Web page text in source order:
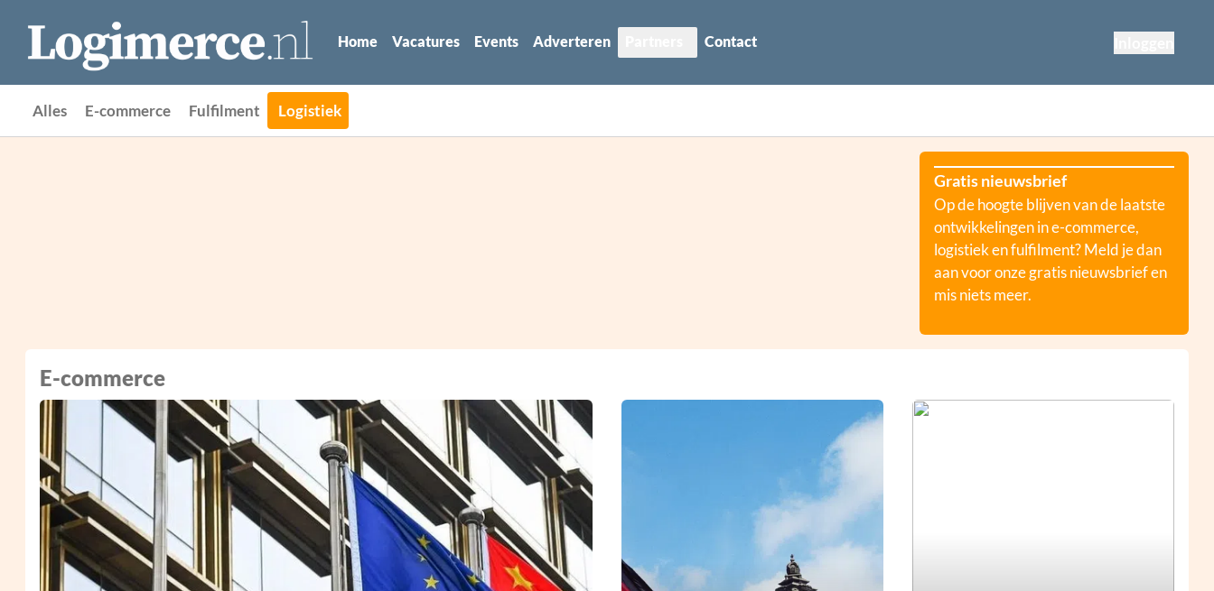
Home Vacatures Events Adverteren Contact
Alles E-commerce Fulfilment Logistiek
Gratis nieuwsbrief
Op de hoogte blijven van de laatste
ontwikkelingen in e-commerce,
logistiek en fulfilment? Meld je dan
aan voor onze gratis nieuwsbrief en
mis niets meer.
E-commerce